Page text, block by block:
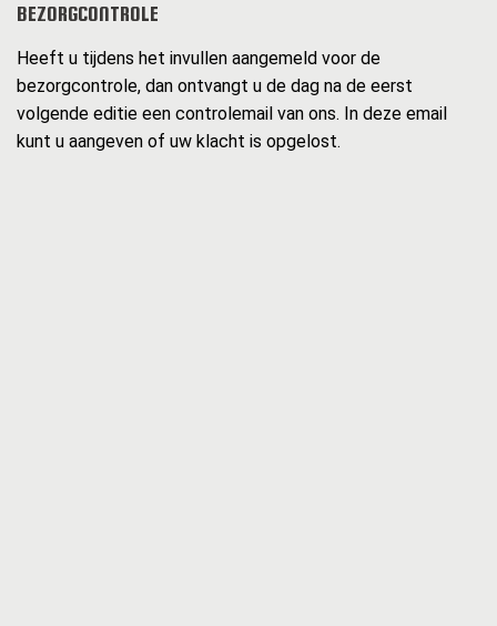
BEZORGCONTROLE
Heeft u tijdens het invullen aangemeld voor de
bezorgcontrole, dan ontvangt u de dag na de eerst
volgende editie een controlemail van ons. In deze email
kunt u aangeven of uw klacht is opgelost.